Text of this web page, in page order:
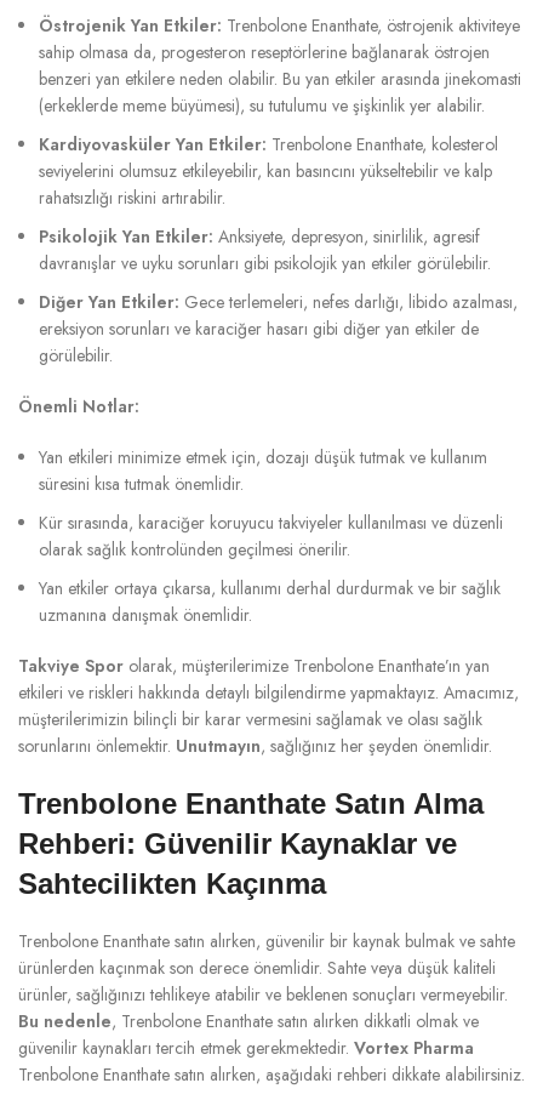
Östrojenik Yan Etkiler: Trenbolone Enanthate, östrojenik aktiviteye
sahip olmasa da, progesteron reseptörlerine bağlanarak östrojen
benzeri yan etkilere neden olabilir. Bu yan etkiler arasında jinekomasti
(erkeklerde meme büyümesi), su tutulumu ve şişkinlik yer alabilir.
Kardiyovasküler Yan Etkiler: Trenbolone Enanthate, kolesterol
seviyelerini olumsuz etkileyebilir, kan basıncını yükseltebilir ve kalp
rahatsızlığı riskini artırabilir.
Psikolojik Yan Etkiler: Anksiyete, depresyon, sinirlilik, agresif
davranışlar ve uyku sorunları gibi psikolojik yan etkiler görülebilir.
Diğer Yan Etkiler: Gece terlemeleri, nefes darlığı, libido azalması,
ereksiyon sorunları ve karaciğer hasarı gibi diğer yan etkiler de
görülebilir.
Önemli Notlar:
Yan etkileri minimize etmek için, dozajı düşük tutmak ve kullanım
süresini kısa tutmak önemlidir.
Kür sırasında, karaciğer koruyucu takviyeler kullanılması ve düzenli
olarak sağlık kontrolünden geçilmesi önerilir.
Yan etkiler ortaya çıkarsa, kullanımı derhal durdurmak ve bir sağlık
uzmanına danışmak önemlidir.
Takviye Spor olarak, müşterilerimize Trenbolone Enanthate’ın yan
etkileri ve riskleri hakkında detaylı bilgilendirme yapmaktayız. Amacımız,
müşterilerimizin bilinçli bir karar vermesini sağlamak ve olası sağlık
sorunlarını önlemektir. Unutmayın, sağlığınız her şeyden önemlidir.
Trenbolone Enanthate Satın Alma
Rehberi: Güvenilir Kaynaklar ve
Sahtecilikten Kaçınma
Trenbolone Enanthate satın alırken, güvenilir bir kaynak bulmak ve sahte
ürünlerden kaçınmak son derece önemlidir. Sahte veya düşük kaliteli
ürünler, sağlığınızı tehlikeye atabilir ve beklenen sonuçları vermeyebilir.
Bu nedenle, Trenbolone Enanthate satın alırken dikkatli olmak ve
güvenilir kaynakları tercih etmek gerekmektedir. Vortex Pharma
Trenbolone Enanthate satın alırken, aşağıdaki rehberi dikkate alabilirsiniz.